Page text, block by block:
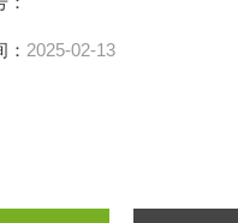
2025-02-13